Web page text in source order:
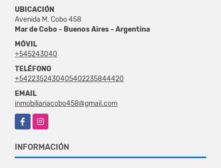
UBICACIÓN
Avenida M. Cobo 458
Mar de Cobo - Buenos Aires - Argentina
MÓVIL
+545243040
TELÉFONO
+5422352430405402235844420
EMAIL
inmobiliariacobo458@gmail.com
FacebookInstagram
INFORMACIÓN